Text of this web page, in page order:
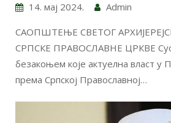
14. мај 2024. Admin
САОПШТЕЊЕ СВЕТОГ
СРПСКЕ ПРАВОСЛАВНЕ ЦРКВЕ
безакоњем које aктуелна власт
према Српској Православној…